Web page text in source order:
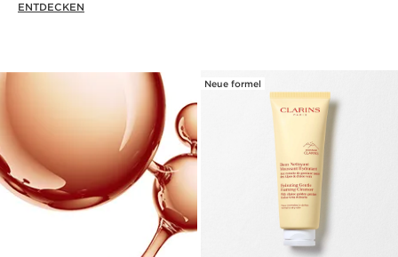
ENTDECKEN
Neue formel